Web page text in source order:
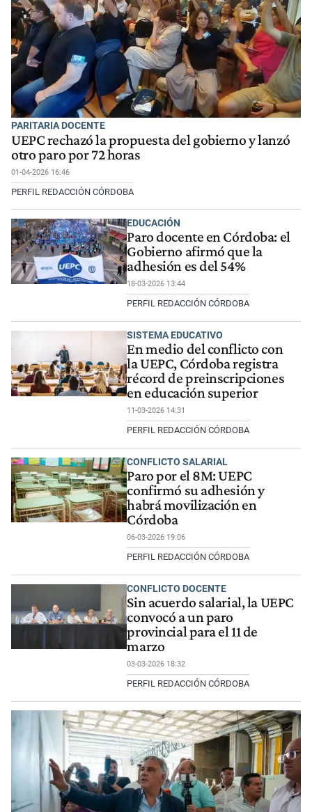
PARITARIA DOCENTE
UEPC rechazó la propuesta del gobierno y lanzó
otro paro por 72 horas
01-04-2026 16:46
PERFIL REDACCIÓN CÓRDOBA
EDUCACIÓN
Paro docente en Córdoba: el
Gobierno afirmó que la
adhesión es del 54%
18-03-2026 13:44
PERFIL REDACCIÓN CÓRDOBA
SISTEMA EDUCATIVO
En medio del conflicto con
la UEPC, Córdoba registra
récord de preinscripciones
en educación superior
11-03-2026 14:31
PERFIL REDACCIÓN CÓRDOBA
CONFLICTO SALARIAL
Paro por el 8M: UEPC
confirmó su adhesión y
habrá movilización en
Córdoba
06-03-2026 19:06
PERFIL REDACCIÓN CÓRDOBA
CONFLICTO DOCENTE
Sin acuerdo salarial, la UEPC
convocó a un paro
provincial para el 11 de
marzo
03-03-2026 18:32
PERFIL REDACCIÓN CÓRDOBA